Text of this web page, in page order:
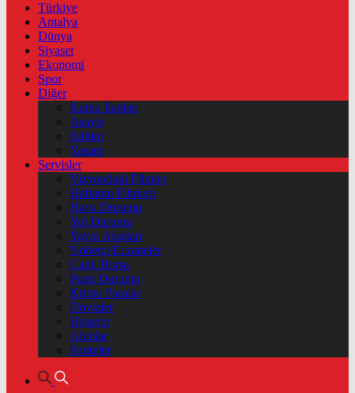
Türkiye
Antalya
Dünya
Siyaset
Ekonomi
Spor
Diğer
Kamu İlanları
Asayiş
Eğitim
Yaşam
Servisler
Vizyondaki Filmler
Haftanin Filmleri
Hava Durumu
Yol Durumu
Yayın Akışları
Nöbetçi Eczaneler
Canlı Borsa
Puan Durumu
Kripto Paralar
Dövizler
Hisseler
Altınlar
Pariteler